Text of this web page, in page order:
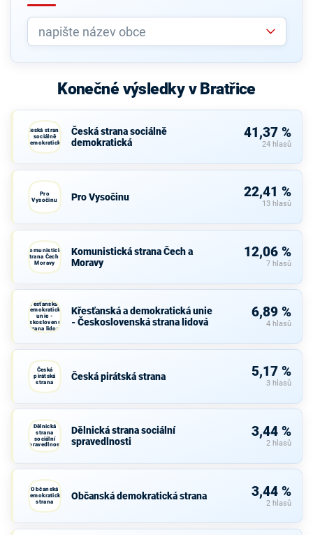
Konečné výsledky v Bratřice
Česká strana
sociálně
demokratická
Česká strana sociálně
demokratická
41,37 %
24 hlasů
Pro
Vysočinu
Pro Vysočinu 22,41 %
13 hlasů
Komunistická
strana Čech a
Moravy
Komunistická strana Čech a
Moravy
12,06 %
7 hlasů
Křesťanská a
demokratická
unie -
Československá
strana lidová
Křesťanská a demokratická unie
- Československá strana lidová
6,89 %
4 hlasů
Česká
pirátská
strana
Česká pirátská strana 5,17 %
3 hlasů
Dělnická
strana
sociální
spravedlnosti
Dělnická strana sociální
spravedlnosti
3,44 %
2 hlasů
Občanská
demokratická
strana
Občanská demokratická strana 3,44 %
2 hlasů